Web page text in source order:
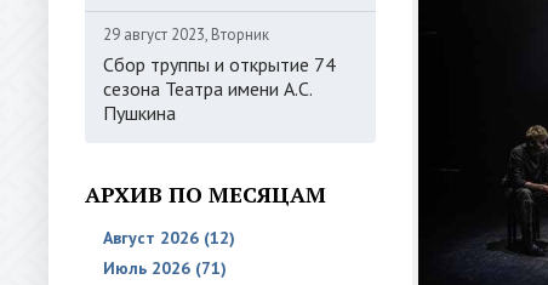
29 август 2023, Вторник
Сбор труппы и открытие 74
сезона Театра имени А.С.
Пушкина
АРХИВ ПО МЕСЯЦАМ
Август 2026 (12)
Июль 2026 (71)